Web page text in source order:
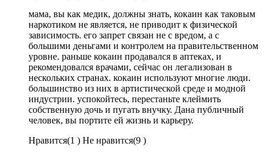
мама, вы как медик, должны знать, кокаин как таковым
наркотиком не является, не приводит к физической
зависимость. его запрет связан не с вредом, а с
большими деньгами и контролем на правительственном
уровне. раньше кокаин продавался в аптеках, и
рекомендовался врачами, сейчас он легализован в
нескольких странах. кокаин используют многие люди.
большинство из них в артистической среде и модной
индустрии. успокойтесь, перестаньте клеймить
собственную дочь и пугать внучку. Дана публичный
человек, вы портите ей жизнь и карьеру.
Нравится(1 ) Не нравится(9 )